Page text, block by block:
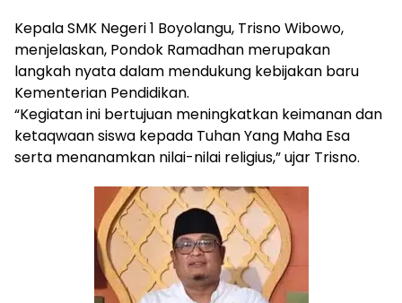
Kepala SMK Negeri 1 Boyolangu, Trisno Wibowo,
menjelaskan, Pondok Ramadhan merupakan
langkah nyata dalam mendukung kebijakan baru
Kementerian Pendidikan.
“Kegiatan ini bertujuan meningkatkan keimanan dan
ketaqwaan siswa kepada Tuhan Yang Maha Esa
serta menanamkan nilai-nilai religius,” ujar Trisno.